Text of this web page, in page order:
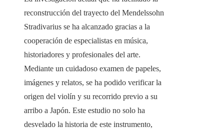
reconstrucción del trayecto del Mendelssohn
Stradivarius se ha alcanzado gracias a la
cooperación de especialistas en música,
historiadores y profesionales del arte.
Mediante un cuidadoso examen de papeles,
imágenes y relatos, se ha podido verificar la
origen del violín y su recorrido previo a su
arribo a Japón. Este estudio no solo ha
desvelado la historia de este instrumento,